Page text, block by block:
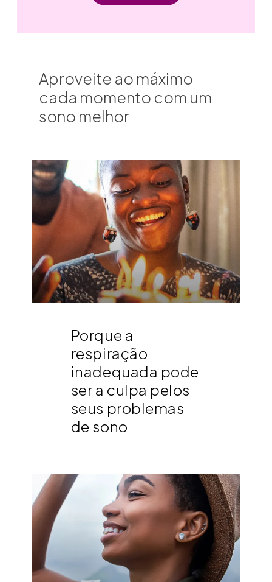
Aproveite ao máximo
cada momento com um
sono melhor
Porque a
respiração
inadequada pode
ser a culpa pelos
seus problemas
de sono